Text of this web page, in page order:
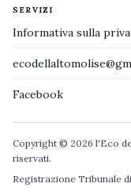
SERVIZI
Informativa sulla
Facebook
Copyright © 2026 l'Eco
riservati.
Registrazione Tribunale